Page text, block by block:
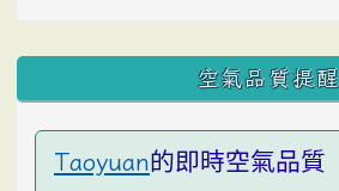
空氣品質提醒
Taoyuan的即時空氣品質